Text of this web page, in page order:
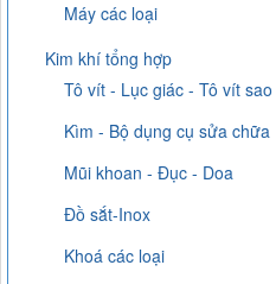
Máy các loại
Kim khí tổng hợp
Tô vít - Lục giác - Tô vít sao
Kìm - Bộ dụng cụ sửa chữa
Mũi khoan - Đục - Doa
Đồ sắt-Inox
Khoá các loại